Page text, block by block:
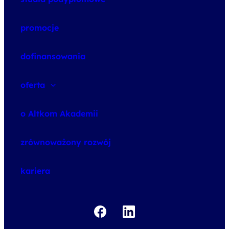
promocje
dofinansowania
oferta
o Altkom Akademii
zrównoważony rozwój
kariera